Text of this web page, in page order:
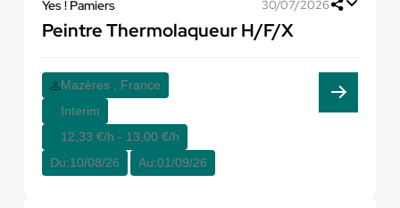
Yes ! Pamiers 30/07/2026
Peintre Thermolaqueur H/F/X
Mazères , France
Interim
12,33 €/h - 13,00 €/h
Du:10/08/26 Au:01/09/26